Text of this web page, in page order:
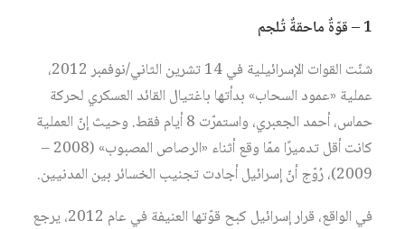
1 – قوّةٌ ماحقةٌ تُلجم
شنّت القوات الإسرائيلية في 14 تشرين الثاني/نوفمبر 2012،
عملية «عمود السحاب» بدأتها باغتيال القائد العسكري لحركة
حماس، أحمد الجعبري، واستمرّت 8 أيام فقط. وحيث إنّ العملية
كانت أقل تدميرًا ممّا وقع أثناء «الرصاص المصبوب» (2008 –
2009)، رُوّج أنّ إسرائيل أجادت تجنيب الخسائر بين المدنيين.
في الواقع، قرار إسرائيل كبح قوّتها العنيفة في عام 2012، يرجع